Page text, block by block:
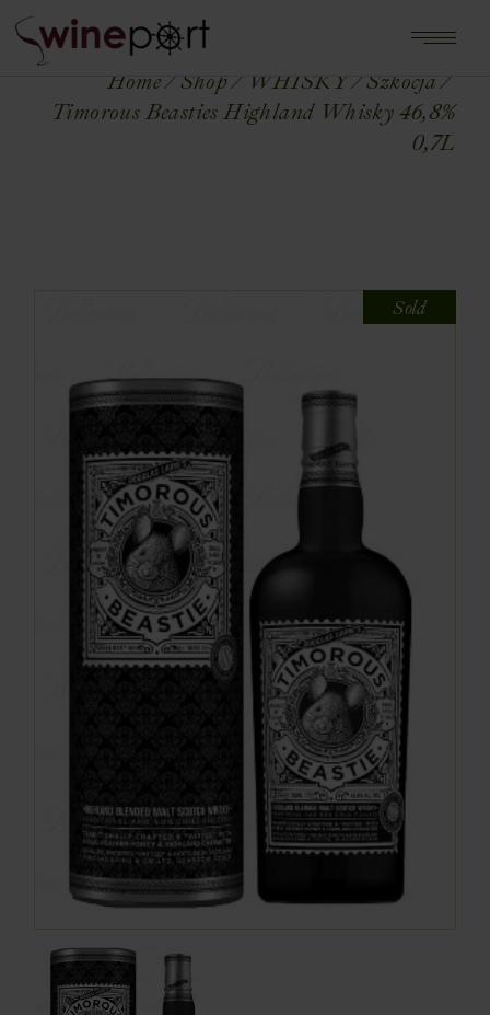
Home Shop WHISKY
Szkocja
Timorous Beasties Highland Whisky 46,8%
0,7L
Sold